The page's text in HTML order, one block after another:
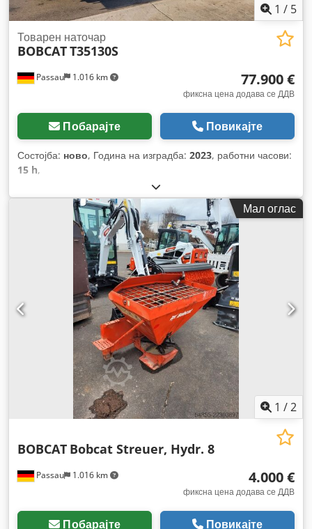
1 / 5
Passau 1.016 km
Товарен наточар
BOBCATT35130S
77.900 €
фиксна цена додава се ДДВ
Побарајте Повикајте
Состојба: ново, Година на изградба: 2023, работни часови:
15 h,
Мал оглас
1 /2
Passau 1.016 km
BOBCAT Bobcat Streuer, Hydr. 8
4.000 €
фиксна цена додава се ДДВ
Побарајте Повикајте